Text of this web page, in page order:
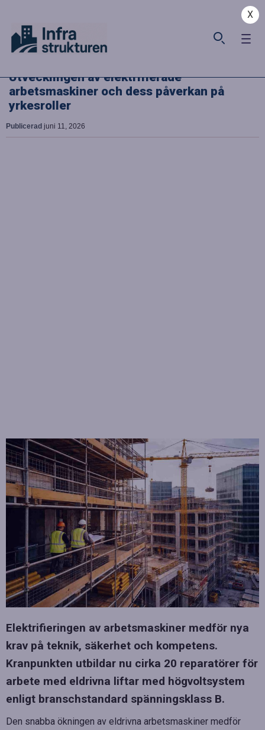
X
Utvecklingen av elektrifierade
arbetsmaskiner och dess påverkan på
yrkesroller
Publicerad juni 11, 2026
Elektrifieringen av arbetsmaskiner medför nya
krav på teknik, säkerhet och kompetens.
Kranpunkten utbildar nu cirka 20 reparatörer för
arbete med eldrivna liftar med högvoltsystem
enligt branschstandard spänningsklass B.
Den snabba ökningen av eldrivna arbetsmaskiner medför